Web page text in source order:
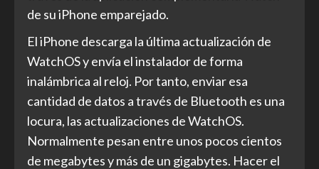
de su iPhone emparejado.
El iPhone descarga la última actualización de
WatchOS y envía el instalador de forma
inalámbrica al reloj. Por tanto, enviar esa
cantidad de datos a través de Bluetooth es una
locura, las actualizaciones de WatchOS.
Normalmente pesan entre unos pocos cientos
de megabytes y más de un gigabytes. Hacer el